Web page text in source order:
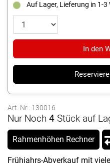
Auf Lager, Lieferung in 1-3
In den
Art. Nr.: 130016
Nur Noch 4 Stück auf
Rahmenhöhen Rechner
Frühjahrs-Abverkauf mit